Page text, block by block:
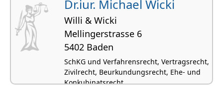
Dr.iur. Michael Wicki
Willi & Wicki
Mellingerstrasse 6
5402 Baden
SchKG und Verfahrensrecht, Vertragsrecht,
Zivilrecht, Beurkundungsrecht, Ehe- und
Konkubinatsrecht